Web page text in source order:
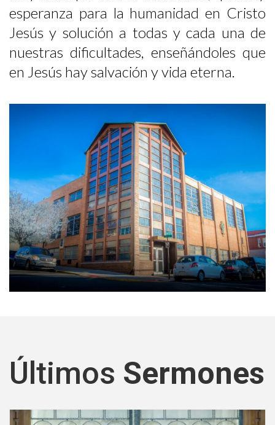
esperanza para la humanidad en Cristo
Jesús y solución a todas y cada una de
nuestras dificultades, enseñándoles que
en Jesús hay salvación y vida eterna.
Últimos Sermones